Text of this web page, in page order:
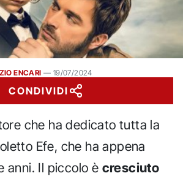
ENCARI — 19/07/2024
CONDIVIDI
che ha dedicato tutta la
Efe, che ha appena
anni. Il piccolo è cresciuto